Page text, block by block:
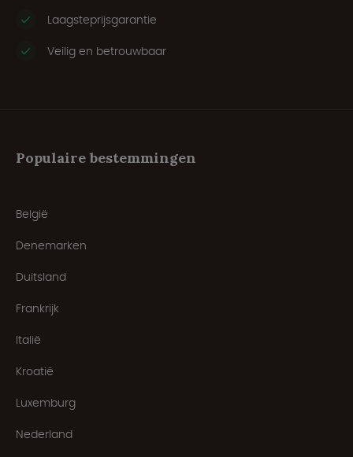
Laagsteprijsgarantie
Veilig en betrouwbaar
Populaire bestemmingen
België
Denemarken
Duitsland
Frankrijk
Italië
Kroatië
Luxemburg
Nederland